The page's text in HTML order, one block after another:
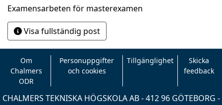
Examensarbeten för masterexamen
Visa fullständig post
Om
Chalmers
ODR
Personuppgifter
och cookies
Tillgänglighet
Skicka
feedback
CHALMERS TEKNISKA HÖGSKOLA AB - 412 96 GÖTEBORG -